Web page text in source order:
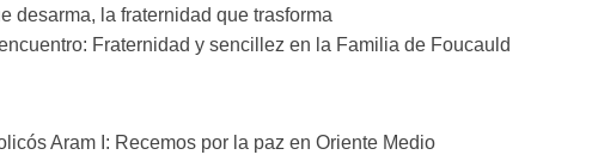
desarma, la fraternidad que trasforma
Fraternidad y sencillez en la Familia de Foucauld
Aram I: Recemos por la paz en Oriente Medio